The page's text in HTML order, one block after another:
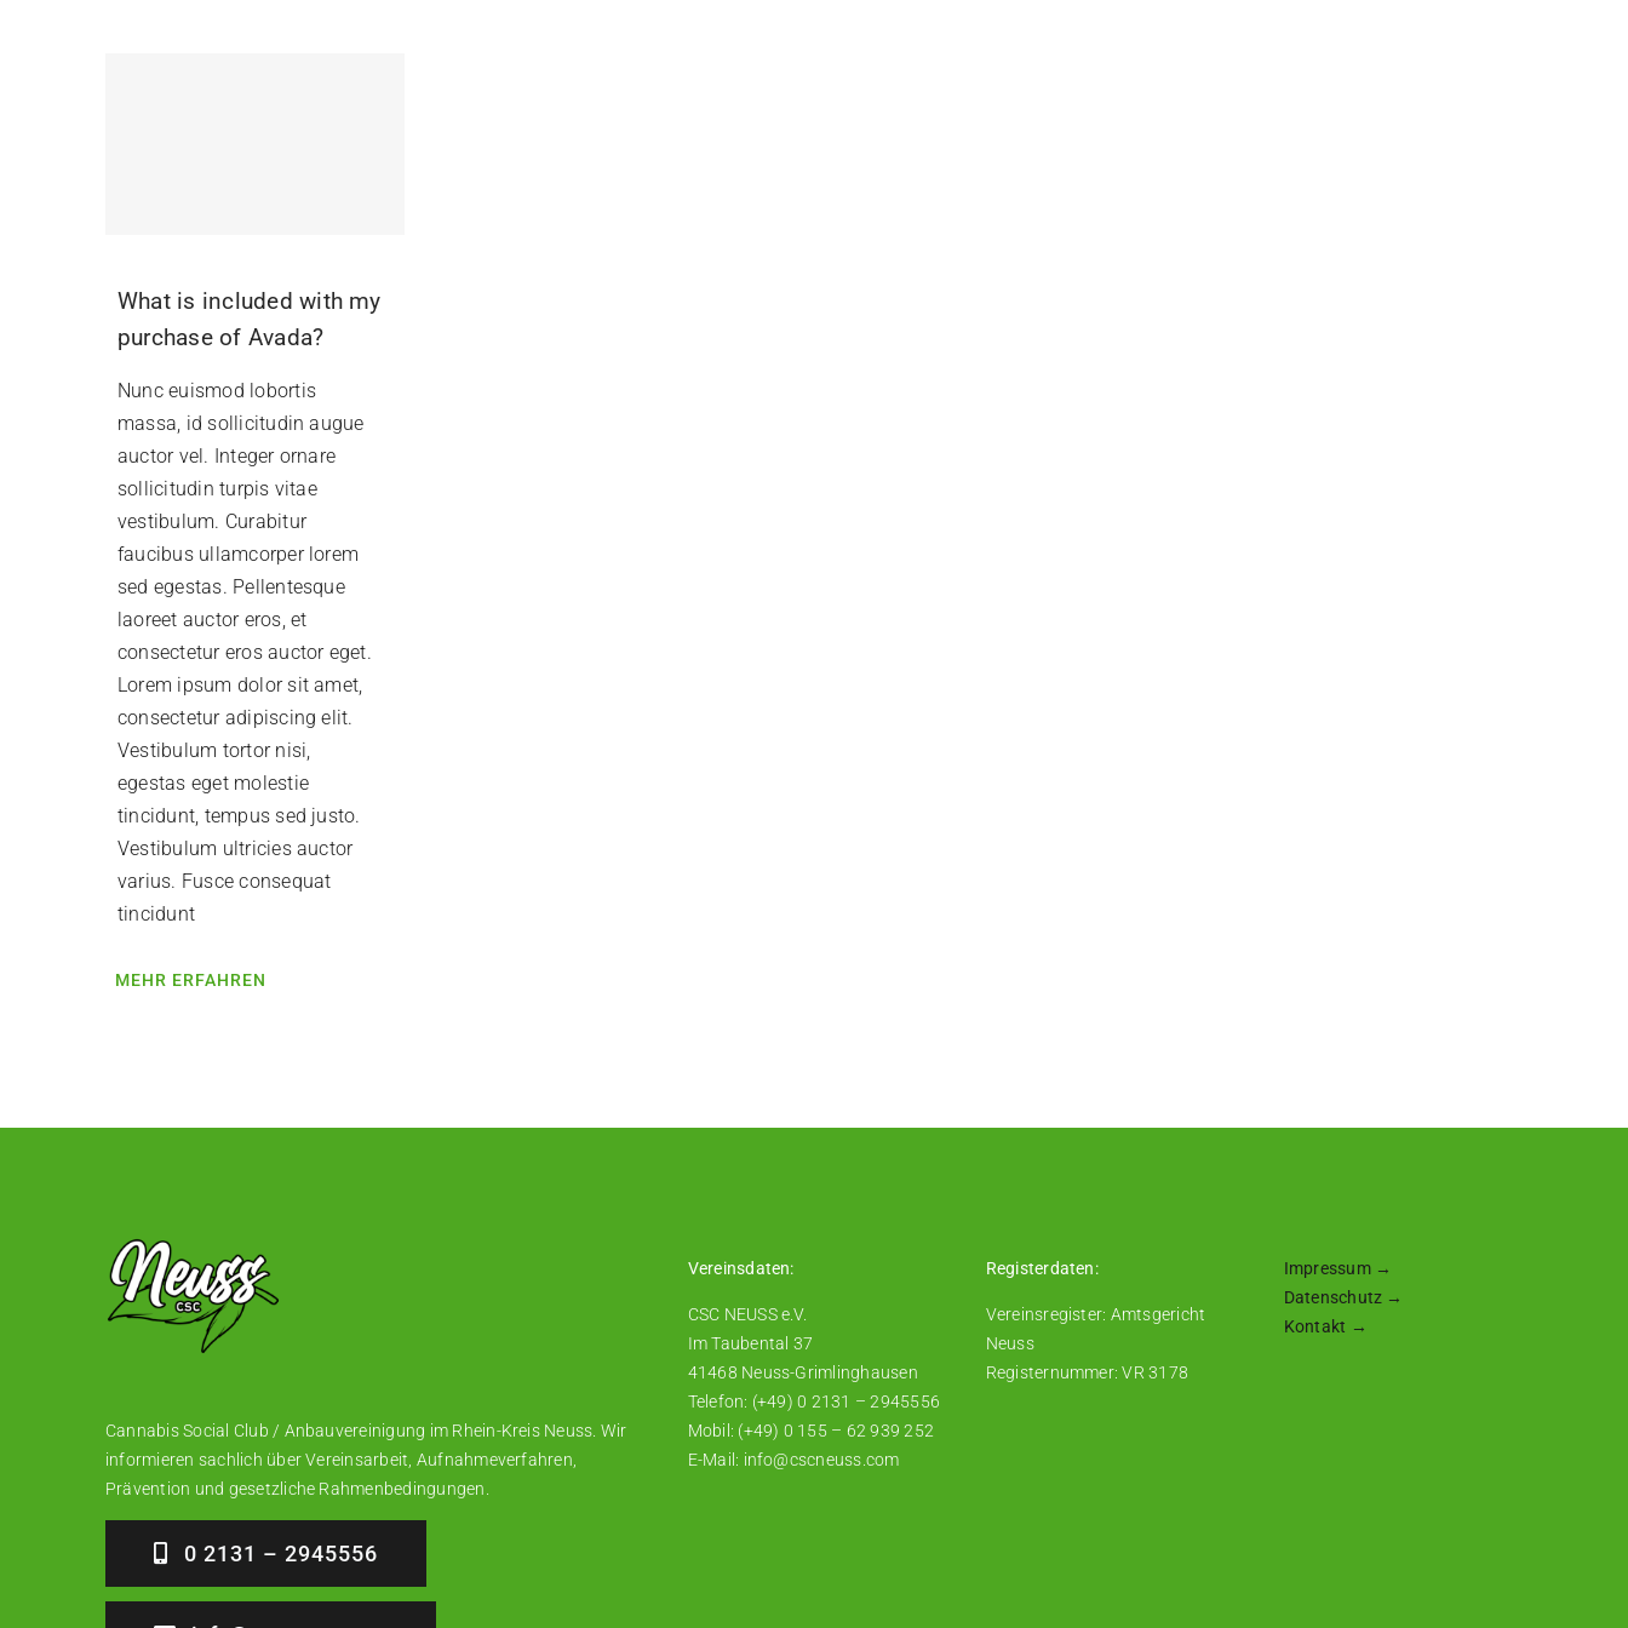
What is included with my
purchase of Avada?
Nunc euismod lobortis
massa, id sollicitudin augue
auctor vel. Integer ornare
sollicitudin turpis vitae
vestibulum. Curabitur
faucibus ullamcorper lorem
sed egestas. Pellentesque
laoreet auctor eros, et
consectetur eros auctor eget.
Lorem ipsum dolor sit amet,
consectetur adipiscing elit.
Vestibulum tortor nisi,
egestas eget molestie
tincidunt, tempus sed justo.
Vestibulum ultricies auctor
varius. Fusce consequat
tincidunt
MEHR ERFAHREN
Cannabis Social Club / Anbauvereinigung im Rhein-Kreis Neuss. Wir
informieren sachlich über Vereinsarbeit, Aufnahmeverfahren,
Prävention und gesetzliche Rahmenbedingungen.
0 2131 – 2945556
Vereinsdaten:
CSC NEUSS e.V.
Im Taubental 37
41468 Neuss-Grimlinghausen
Telefon: (+49) 0 2131 – 2945556
Mobil: (+49) 0 155 – 62 939 252
E-Mail: info@cscneuss.com
Registerdaten:
Vereinsregister: Amtsgericht
Neuss
Registernummer: VR 3178
Impressum →
Datenschutz →
Kontakt →